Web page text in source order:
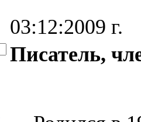
03:12:2009 г.
Писатель,